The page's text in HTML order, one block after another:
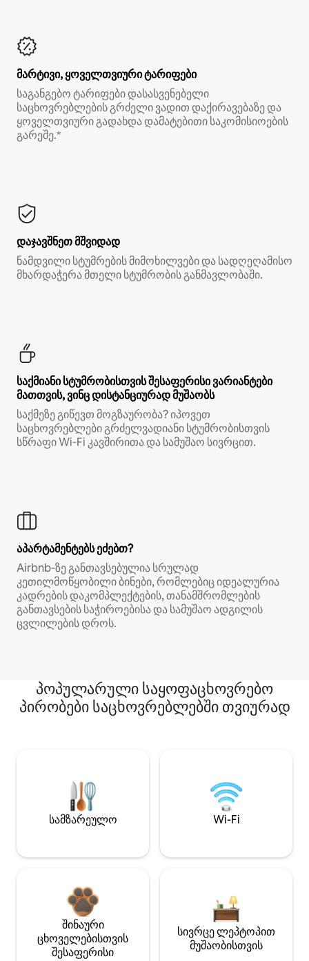
მარტივი, ყოველთვიური ტარიფები
საგანგებო ტარიფები დასასვენებელი
საცხოვრებლების გრძელი ვადით დაქირავებაზე და
ყოველთვიური გადახდა დამატებითი საკომისიოების
გარეშე.*
დაჯავშნეთ მშვიდად
ნამდვილი სტუმრების მიმოხილვები და სადღეღამისო
მხარდაჭერა მთელი სტუმრობის განმავლობაში.
საქმიანი სტუმრობისთვის შესაფერისი ვარიანტები
მათთვის, ვინც დისტანციურად მუშაობს
საქმეზე გიწევთ მოგზაურობა? იპოვეთ
საცხოვრებლები გრძელვადიანი სტუმრობისთვის
სწრაფი Wi‑Fi კავშირითა და სამუშაო სივრცით.
აპარტამენტებს ეძებთ?
Airbnb‑ზე განთავსებულია სრულად
კეთილმოწყობილი ბინები, რომლებიც იდეალურია
კადრების დაკომპლექტების, თანამშრომლების
განთავსების საჭიროებისა და სამუშაო ადგილის
ცვლილების დროს.
პოპულარული საყოფაცხოვრებო
პირობები საცხოვრებლებში თვიურად
სამზარეულო Wi-Fi
შინაური
ცხოველებისთვის
შესაფერისი
სივრცე ლეპტოპით
მუშაობისთვის